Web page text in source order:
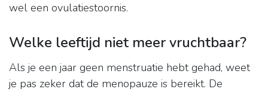
wel een ovulatiestoornis.
Welke leeftijd niet meer vruchtbaar?
Als je een jaar geen menstruatie hebt gehad, weet
je pas zeker dat de menopauze is bereikt. De